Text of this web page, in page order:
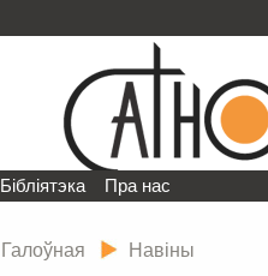
Бібліятэка Пра нас
Галоўная Навіны